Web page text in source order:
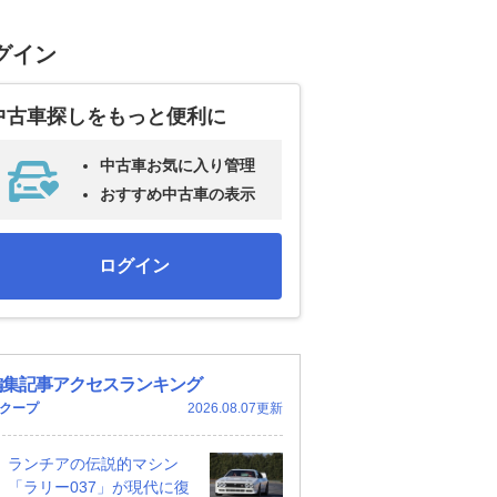
イン
古車探しをもっと便利に
中古車お気に入り管理
おすすめ中古車の表示
ログイン
記事アクセスランキング
ープ 2026.08.07更新
ランチアの伝説的マシン
「ラリー037」が現代に復